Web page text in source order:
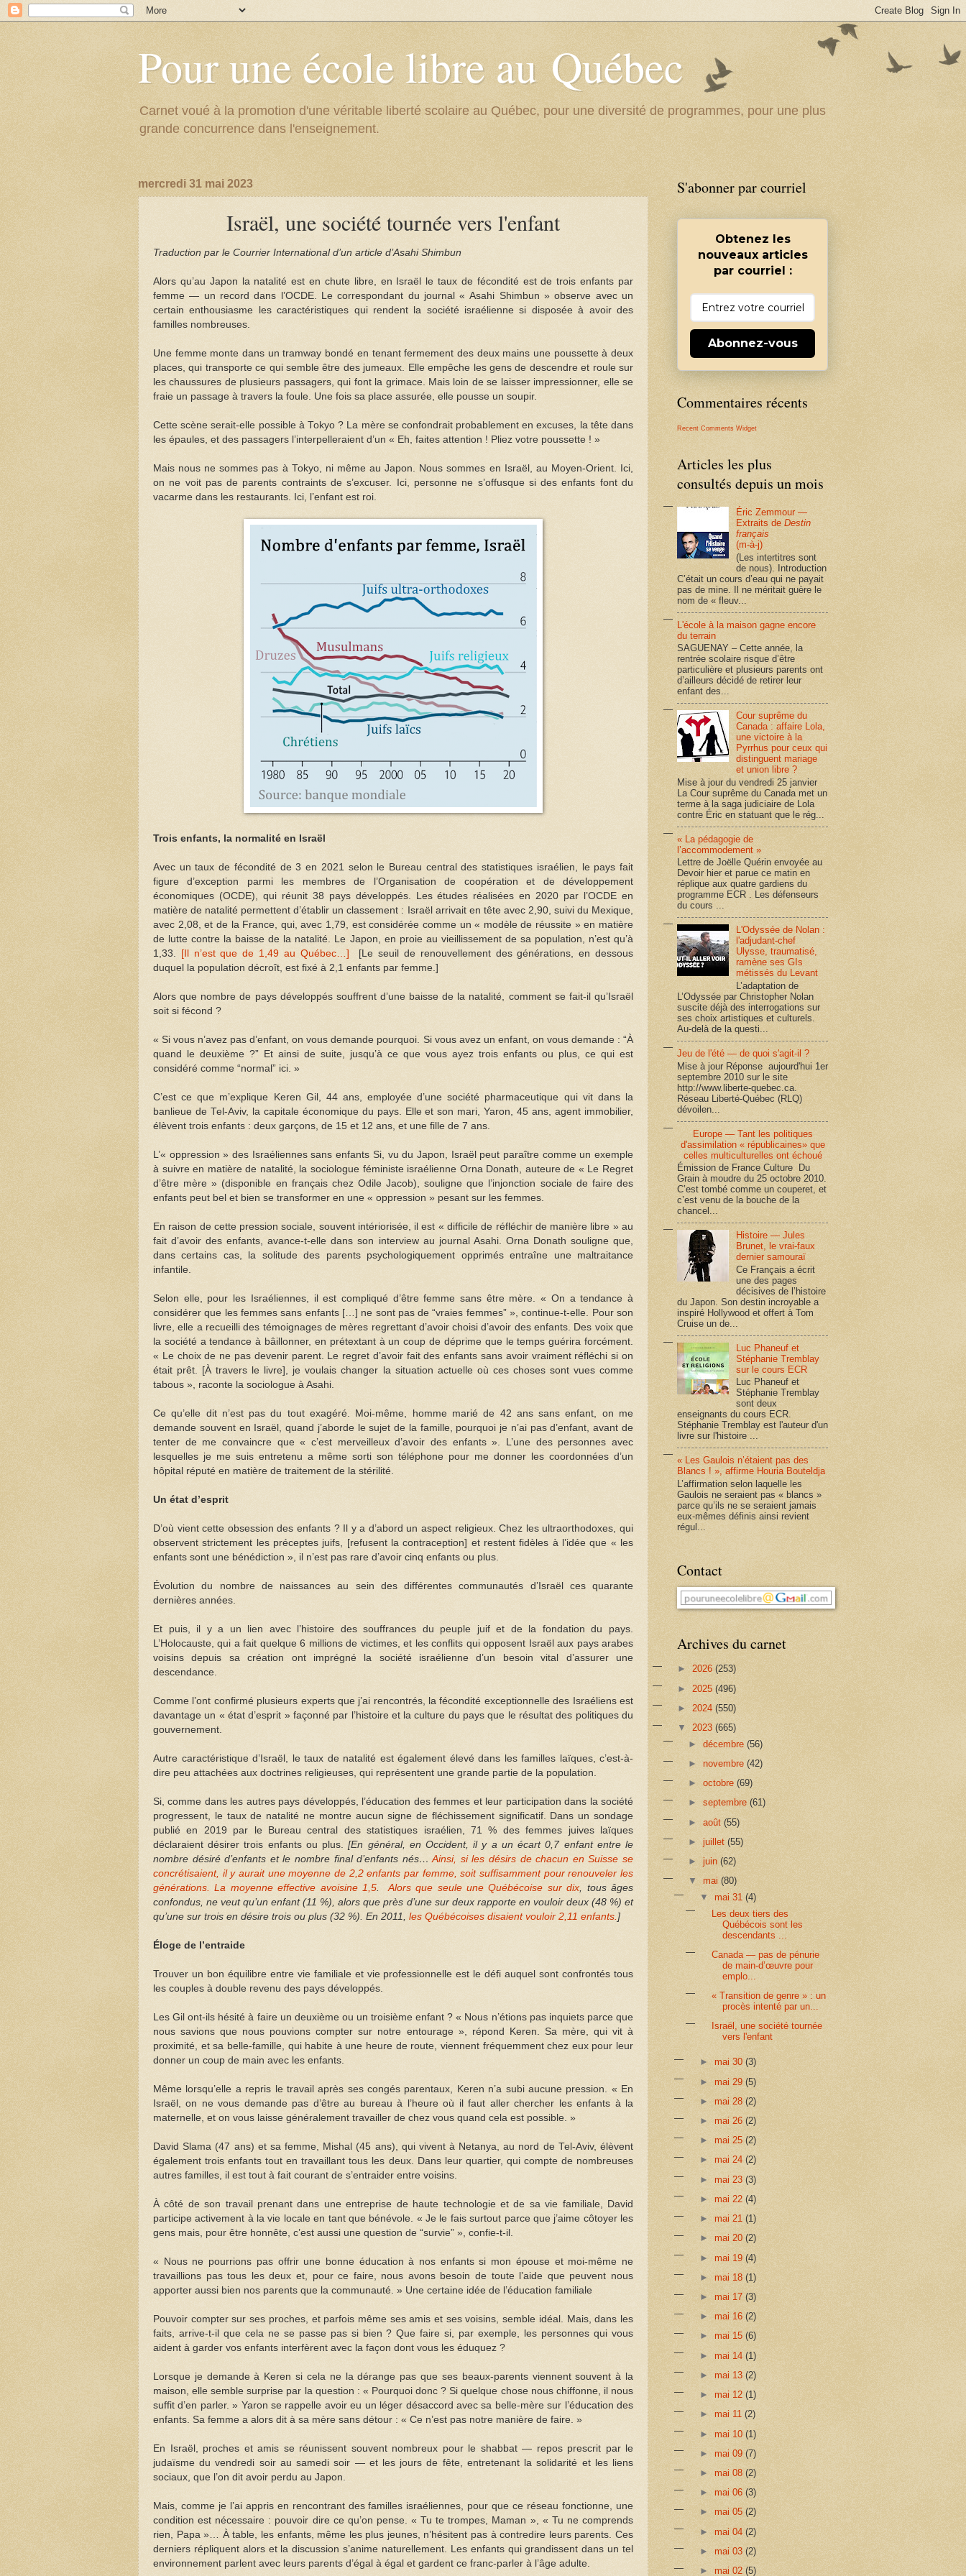
Pour une école libre au Québec
Carnet voué à la promotion d'une véritable liberté scolaire au Québec, pour une diversité de programmes, pour une plus
grande concurrence dans l'enseignement.
mercredi 31 mai 2023
Israël, une société tournée vers l'enfant
Traduction par le Courrier International d’un article d’Asahi Shimbun
Alors qu’au Japon la natalité est en chute libre, en Israël le taux de fécondité est de trois enfants par
femme — un record dans l’OCDE. Le correspondant du journal « Asahi Shimbun » observe avec un
certain enthousiasme les caractéristiques qui rendent la société israélienne si disposée à avoir des
familles nombreuses.
Une femme monte dans un tramway bondé en tenant fermement des deux mains une poussette à deux
places, qui transporte ce qui semble être des jumeaux. Elle empêche les gens de descendre et roule sur
les chaussures de plusieurs passagers, qui font la grimace. Mais loin de se laisser impressionner, elle se
fraie un passage à travers la foule. Une fois sa place assurée, elle pousse un soupir.
Cette scène serait-elle possible à Tokyo ? La mère se confondrait probablement en excuses, la tête dans
les épaules, et des passagers l’interpelleraient d’un « Eh, faites attention ! Pliez votre poussette ! »
Mais nous ne sommes pas à Tokyo, ni même au Japon. Nous sommes en Israël, au Moyen-Orient. Ici,
on ne voit pas de parents contraints de s’excuser. Ici, personne ne s’offusque si des enfants font du
vacarme dans les restaurants. Ici, l’enfant est roi.
Trois enfants, la normalité en Israël
Avec un taux de fécondité de 3 en 2021 selon le Bureau central des statistiques israélien, le pays fait
figure d’exception parmi les membres de l’Organisation de coopération et de développement
économiques (OCDE), qui réunit 38 pays développés. Les études réalisées en 2020 par l’OCDE en
matière de natalité permettent d’établir un classement : Israël arrivait en tête avec 2,90, suivi du Mexique,
avec 2,08, et de la France, qui, avec 1,79, est considérée comme un « modèle de réussite » en matière
de lutte contre la baisse de la natalité. Le Japon, en proie au vieillissement de sa population, n’est qu’à
1,33.
[Il n’est que de 1,49 au Québec…]
[Le seuil de renouvellement des générations, en dessous
duquel la population décroît, est fixé à 2,1 enfants par femme.]
Alors que nombre de pays développés souffrent d’une baisse de la natalité, comment se fait-il qu’Israël
soit si fécond ?
« Si vous n’avez pas d’enfant, on vous demande pourquoi. Si vous avez un enfant, on vous demande : “À
quand le deuxième ?” Et ainsi de suite, jusqu’à ce que vous ayez trois enfants ou plus, ce qui est
considéré comme “normal” ici. »
C’est ce que m’explique Keren Gil, 44 ans, employée d’une société pharmaceutique qui vit dans la
banlieue de Tel-Aviv, la capitale économique du pays. Elle et son mari, Yaron, 45 ans, agent immobilier,
élèvent trois enfants : deux garçons, de 15 et 12 ans, et une fille de 7 ans.
L’« oppression » des Israéliennes sans enfants Si, vu du Japon, Israël peut paraître comme un exemple
à suivre en matière de natalité, la sociologue féministe israélienne Orna Donath, auteure de « Le Regret
d’être mère » (disponible en français chez Odile Jacob), souligne que l’injonction sociale de faire des
enfants peut bel et bien se transformer en une « oppression » pesant sur les femmes.
En raison de cette pression sociale, souvent intériorisée, il est « difficile de réfléchir de manière libre » au
fait d’avoir des enfants, avance-t-elle dans son interview au journal Asahi. Orna Donath souligne que,
dans certains cas, la solitude des parents psychologiquement opprimés entraîne une maltraitance
infantile.
Selon elle, pour les Israéliennes, il est compliqué d’être femme sans être mère. « On a tendance à
considérer que les femmes sans enfants […] ne sont pas de “vraies femmes” », continue-t-elle. Pour son
livre, elle a recueilli des témoignages de mères regrettant d’avoir choisi d’avoir des enfants. Des voix que
la société a tendance à bâillonner, en prétextant à un coup de déprime que le temps guérira forcément.
« Le choix de ne pas devenir parent. Le regret d’avoir fait des enfants sans avoir vraiment réfléchi si on
était prêt. [À travers le livre], je voulais changer la situation actuelle où ces choses sont vues comme
tabous », raconte la sociologue à Asahi.
Ce qu’elle dit n’est pas du tout exagéré. Moi-même, homme marié de 42 ans sans enfant, on me
demande souvent en Israël, quand j’aborde le sujet de la famille, pourquoi je n’ai pas d’enfant, avant de
tenter de me convaincre que « c’est merveilleux d’avoir des enfants ». L’une des personnes avec
lesquelles je me suis entretenu a même sorti son téléphone pour me donner les coordonnées d’un
hôpital réputé en matière de traitement de la stérilité.
Un état d’esprit
D’où vient cette obsession des enfants ? Il y a d’abord un aspect religieux. Chez les ultraorthodoxes, qui
observent strictement les préceptes juifs, [refusent la contraception] et restent fidèles à l’idée que « les
enfants sont une bénédiction », il n’est pas rare d’avoir cinq enfants ou plus.
Évolution du nombre de naissances au sein des différentes communautés d’Israël ces quarante
dernières années.
Et puis, il y a un lien avec l’histoire des souffrances du peuple juif et de la fondation du pays.
L’Holocauste, qui a fait quelque 6 millions de victimes, et les conflits qui opposent Israël aux pays arabes
voisins depuis sa création ont imprégné la société israélienne d’un besoin vital d’assurer une
descendance.
Comme l’ont confirmé plusieurs experts que j’ai rencontrés, la fécondité exceptionnelle des Israéliens est
davantage un « état d’esprit » façonné par l’histoire et la culture du pays que le résultat des politiques du
gouvernement.
Autre caractéristique d’Israël, le taux de natalité est également élevé dans les familles laïques, c’est-à-
dire peu attachées aux doctrines religieuses, qui représentent une grande partie de la population.
Si, comme dans les autres pays développés, l’éducation des femmes et leur participation dans la société
progressent, le taux de natalité ne montre aucun signe de fléchissement significatif. Dans un sondage
publié en 2019 par le Bureau central des statistiques israélien, 71 % des femmes juives laïques
déclaraient désirer trois enfants ou plus.[En général, en Occident, il y a un écart 0,7 enfant entre le
nombre désiré d’enfants et le nombre final d’enfants nés…Ainsi, si les désirs de chacun en Suisse se
concrétisaient, il y aurait une moyenne de 2,2 enfants par femme, soit suffisamment pour renouveler les
générations. La moyenne effective avoisine 1,5
Alors que seule une Québécoise sur dix , tous âges
confondus, ne veut qu’un enfant (11 %), alors que près d’une sur deux rapporte en vouloir deux (48 %) et
qu’une sur trois en désire trois ou plus (32 %). En 2011, les Québécoises disaient vouloir 2,11 enfants. ]
Éloge de l’entraide
Trouver un bon équilibre entre vie familiale et vie professionnelle est le défi auquel sont confrontés tous
les couples à double revenu des pays développés.
Les Gil ont-ils hésité à faire un deuxième ou un troisième enfant ? « Nous n’étions pas inquiets parce que
nous savions que nous pouvions compter sur notre entourage », répond Keren. Sa mère, qui vit à
proximité, et sa belle-famille, qui habite à une heure de route, viennent fréquemment chez eux pour leur
donner un coup de main avec les enfants.
Même lorsqu’elle a repris le travail après ses congés parentaux, Keren n’a subi aucune pression. « En
Israël, on ne vous demande pas d’être au bureau à l’heure où il faut aller chercher les enfants à la
maternelle, et on vous laisse généralement travailler de chez vous quand cela est possible. »
David Slama (47 ans) et sa femme, Mishal (45 ans), qui vivent à Netanya, au nord de Tel-Aviv, élèvent
également trois enfants tout en travaillant tous les deux. Dans leur quartier, qui compte de nombreuses
autres familles, il est tout à fait courant de s’entraider entre voisins.
À côté de son travail prenant dans une entreprise de haute technologie et de sa vie familiale, David
participe activement à la vie locale en tant que bénévole. « Je le fais surtout parce que j’aime côtoyer les
gens mais, pour être honnête, c’est aussi une question de “survie” », confie-t-il.
« Nous ne pourrions pas offrir une bonne éducation à nos enfants si mon épouse et moi-même ne
travaillions pas tous les deux et, pour ce faire, nous avons besoin de toute l’aide que peuvent nous
apporter aussi bien nos parents que la communauté. » Une certaine idée de l’éducation familiale
Pouvoir compter sur ses proches, et parfois même ses amis et ses voisins, semble idéal. Mais, dans les
faits, arrive-t-il que cela ne se passe pas si bien ? Que faire si, par exemple, les personnes qui vous
aident à garder vos enfants interfèrent avec la façon dont vous les éduquez ?
Lorsque je demande à Keren si cela ne la dérange pas que ses beaux-parents viennent souvent à la
maison, elle semble surprise par la question : « Pourquoi donc ? Si quelque chose nous chiffonne, il nous
suffit d’en parler. » Yaron se rappelle avoir eu un léger désaccord avec sa belle-mère sur l’éducation des
enfants. Sa femme a alors dit à sa mère sans détour : « Ce n’est pas notre manière de faire. »
En Israël, proches et amis se réunissent souvent nombreux pour le shabbat — repos prescrit par le
judaïsme du vendredi soir au samedi soir — et les jours de fête, entretenant la solidarité et les liens
sociaux, que l’on dit avoir perdu au Japon.
Mais, comme je l’ai appris en rencontrant des familles israéliennes, pour que ce réseau fonctionne, une
condition est nécessaire : pouvoir dire ce qu’on pense. « Tu te trompes, Maman », « Tu ne comprends
rien, Papa »… À table, les enfants, même les plus jeunes, n’hésitent pas à contredire leurs parents. Ces
derniers répliquent alors et la discussion s’anime naturellement. Les enfants qui grandissent dans un tel
environnement parlent avec leurs parents d’égal à égal et gardent ce franc-parler à l’âge adulte.
S'abonner par courriel
Obtenez les
nouveaux articles
par courriel :
Abonnez-vous
Commentaires récents
Recent Comments Widget
Articles les plus
consultés depuis un mois
Éric Zemmour —
Extraits deDestin
français
(m-à-j)
(Les intertitres sont
de nous). Introduction
C’était un cours d’eau qui ne payait
pas de mine. Il ne méritait guère le
nom de « fleuv...
L'école à la maison gagne encore
du terrain
SAGUENAY – Cette année, la
rentrée scolaire risque d’être
particulière et plusieurs parents ont
d’ailleurs décidé de retirer leur
enfant des...
Cour suprême du
Canada : affaire Lola,
une victoire à la
Pyrrhus pour ceux qui
distinguent mariage
et union libre ?
Mise à jour du vendredi 25 janvier
La Cour suprême du Canada met un
terme à la saga judiciaire de Lola
contre Éric en statuant que le rég...
« La pédagogie de
l’accommodement »
Lettre de Joëlle Quérin envoyée au
Devoir hier et parue ce matin en
réplique aux quatre gardiens du
programme ECR . Les défenseurs
du cours ...
L'Odyssée de Nolan :
l'adjudant-chef
Ulysse, traumatisé,
ramène ses GIs
métissés du Levant
L’adaptation de
L’Odyssée par Christopher Nolan
suscite déjà des interrogations sur
ses choix artistiques et culturels.
Au-delà de la questi...
Jeu de l'été — de quoi s'agit-il ?
Mise à jour Réponse aujourd'hui 1er
septembre 2010 sur le site
http://www.liberte-quebec.ca.
Réseau Liberté-Québec (RLQ)
dévoilen...
Europe — Tant les politiques
d'assimilation « républicaines» que
celles multiculturelles ont échoué
Émission de France Culture Du
Grain à moudre du 25 octobre 2010.
C’est tombé comme un couperet, et
c’est venu de la bouche de la
chancel...
Histoire — Jules
Brunet, le vrai-faux
dernier samouraï
Ce Français a écrit
une des pages
décisives de l’histoire
du Japon. Son destin incroyable a
inspiré Hollywood et offert à Tom
Cruise un de...
Luc Phaneuf et
Stéphanie Tremblay
sur le cours ECR
Luc Phaneuf et
Stéphanie Tremblay
sont deux
enseignants du cours ECR.
Stéphanie Tremblay est l'auteur d'un
livre sur l'histoire ...
« Les Gaulois n’étaient pas des
Blancs ! », affirme Houria Bouteldja
L’affirmation selon laquelle les
Gaulois ne seraient pas « blancs »
parce qu’ils ne se seraient jamais
eux-mêmes définis ainsi revient
régul...
Contact
Archives du carnet
► 2026 (253)
► 2025 (496)
► 2024 (550)
▼ 2023 (665)
►décembre(56)
►novembre(42)
►octobre(69)
►septembre(61)
►août(55)
►juillet(55)
► juin(62)
▼mai(80)
▼ mai 31 (4)
Les deux tiers des
Québécois sont les
descendants ...
Canada — pas de pénurie
de main-d’œuvre pour
emplo...
« Transition de genre » : un
procès intenté par un...
Israël, une société tournée
vers l'enfant
► mai 30 (3)
► mai 29 (5)
► mai 28 (2)
► mai 26 (2)
► mai 25 (2)
► mai 24 (2)
► mai 23 (3)
► mai 22 (4)
► mai 21 (1)
► mai 20 (2)
► mai 19 (4)
► mai 18 (1)
► mai 17 (3)
► mai 16 (2)
► mai 15 (6)
► mai 14 (1)
► mai 13 (2)
► mai 12 (1)
► mai 11 (2)
► mai 10 (1)
► mai 09 (7)
► mai 08 (2)
► mai 06 (3)
► mai 05 (2)
► mai 04 (2)
► mai 03 (2)
► mai 02 (5)